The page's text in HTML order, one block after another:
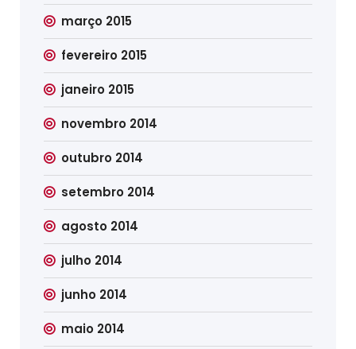
março 2015
fevereiro 2015
janeiro 2015
novembro 2014
outubro 2014
setembro 2014
agosto 2014
julho 2014
junho 2014
maio 2014